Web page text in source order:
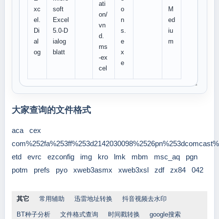
xc
el.
Di
al
og
soft
Excel
5.0-D
ialog
blatt
ati
on/
vn
d.
ms
-ex
cel
o
n
s.
e
x
e
M
ed
iu
m
大家查询的文件格式
aca
cex
etd
evrc ezconfig img kro lmk mbm msc_aq
pgn
potm
prefs pyo xweb3asmx xweb3xsl zdf zx84 042
其它 常用辅助 迅雷地址转换 抖音视频去水印
BT种子分析 文件格式查询 时间戳转换 google搜索